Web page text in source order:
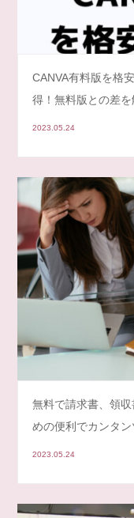
CANVA有料版を格
得！無料版との差を
2023.05.24
無料で請求書、領
めの便利でカンタ
2023.05.24